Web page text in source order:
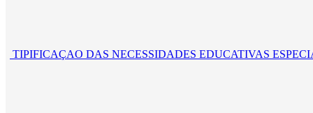
TIPIFICAÇAO DAS NECESSIDADES EDUCATIVAS